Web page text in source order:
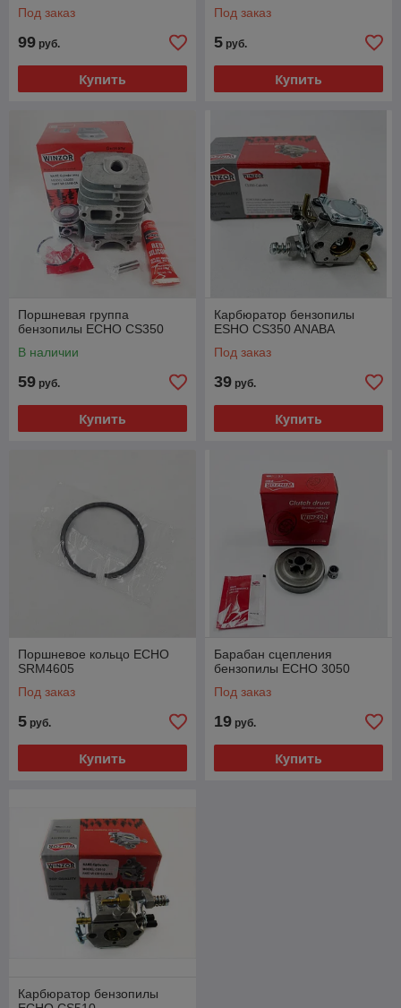
Под заказ
99 руб.
Купить
Под заказ
5 руб.
Купить
Поршневая группа
бензопилы ECHO СS350
В наличии
59 руб.
Купить
Карбюратор бензопилы
ESHO CS350 ANABA
Под заказ
39 руб.
Купить
Поршневое кольцо ECHO
SRM4605
Под заказ
5 руб.
Купить
Барабан сцепления
бензопилы ECHO 3050
Под заказ
19 руб.
Купить
Карбюратор бензопилы